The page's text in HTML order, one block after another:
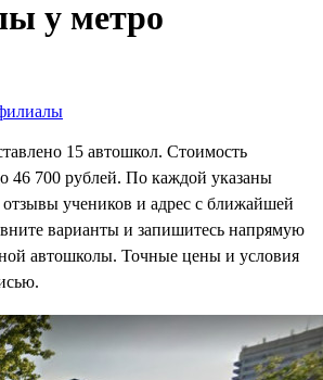
у метро
15 автошкол. Стоимость
46 700 рублей. По каждой указаны
отзывы учеников и адрес с ближайшей
варианты и запишитесь напрямую
автошколы. Точные цены и условия